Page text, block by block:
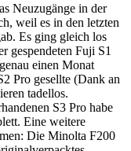
Neuzugänge in der
weil es in den letzten
Es ging gleich los
gespendeten Fuji S1
einen Monat
Pro gesellte (Dank an
tadellos.
S3 Pro habe
Eine weitere
Die Minolta F200